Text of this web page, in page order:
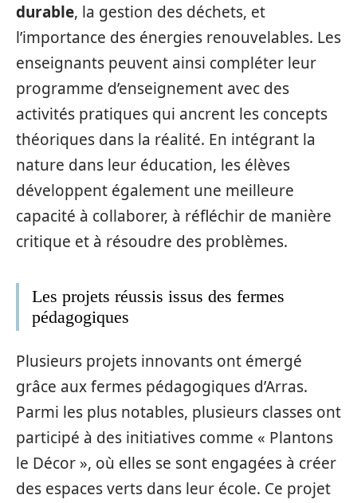
durable, la gestion des déchets, et
l’importance des énergies renouvelables. Les
enseignants peuvent ainsi compléter leur
programme d’enseignement avec des
activités pratiques qui ancrent les concepts
théoriques dans la réalité. En intégrant la
nature dans leur éducation, les élèves
développent également une meilleure
capacité à collaborer, à réfléchir de manière
critique et à résoudre des problèmes.
Les projets réussis issus des fermes
pédagogiques
Plusieurs projets innovants ont émergé
grâce aux fermes pédagogiques d’Arras.
Parmi les plus notables, plusieurs classes ont
participé à des initiatives comme « Plantons
le Décor », où elles se sont engagées à créer
des espaces verts dans leur école. Ce projet